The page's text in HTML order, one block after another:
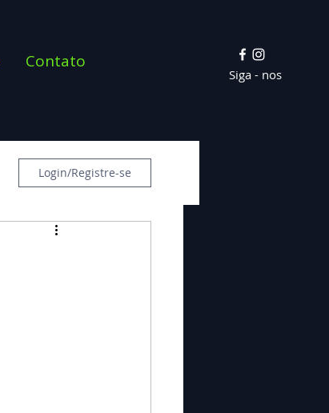
Contato
Siga - nos
Login/Registre-se